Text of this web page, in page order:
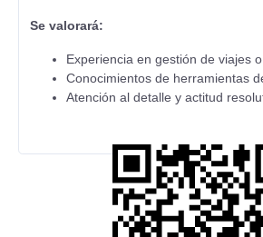
Se valorará:
Experiencia en gestión de viajes o
Conocimientos de herramientas
Atención al detalle y actitud